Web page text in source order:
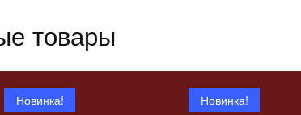
товары
Новинка! Новинка!